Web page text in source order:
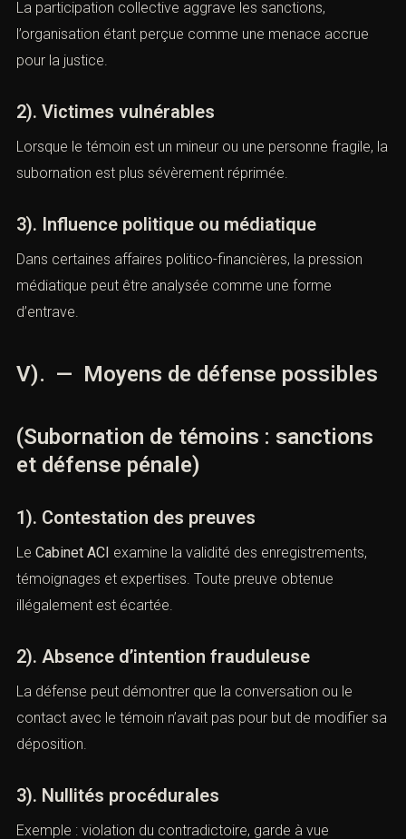
(Subornation de témoins : sanctions
et défense pénale)
l’organisation étant perçue comme une menace accrue
pour la justice.
2). Victimes vulnérables
Lorsque le témoin est un mineur ou une personne fragile,
la subornation est plus sévèrement réprimée.
Dans certaines affaires politico-financières, la pression
d’entrave.
possibles
(Subornation de témoins : sanctions
et défense pénale)
1). Contestation des preuves
Cabinet ACI
examine la validité des enregistrements,
témoignages et expertises. Toute preuve obtenue
illégalement est écartée.
2). Absence d’intention frauduleuse